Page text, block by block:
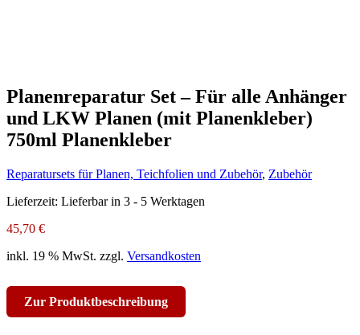
Planenreparatur Set – Für alle Anhänger
und LKW Planen (mit Planenkleber)
750ml Planenkleber
Reparatursets für Planen, Teichfolien und Zubehör, Zubehör
Lieferzeit: Lieferbar in 3 - 5 Werktagen
45,70 €
inkl. 19 % MwSt. zzgl. Versandkosten
Zur Produktbeschreibung